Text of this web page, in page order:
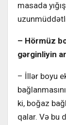
masada
– Hörmüz
gərginliyin
– İllər boyu
ki, boğaz
qalar. Və bu